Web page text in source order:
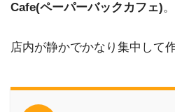
Cafe(ペーパーバックカフェ)。
店内が静かでかなり集中して